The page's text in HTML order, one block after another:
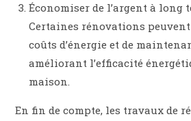
Économiser de l’argent à long
Certaines rénovations
coûts d’énergie et de
améliorant l’efficacité
maison.
En fin de compte, les travaux de